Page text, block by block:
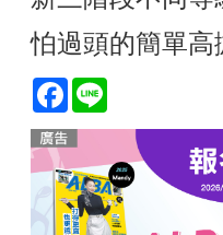
怕過頭的簡單高
Facebook